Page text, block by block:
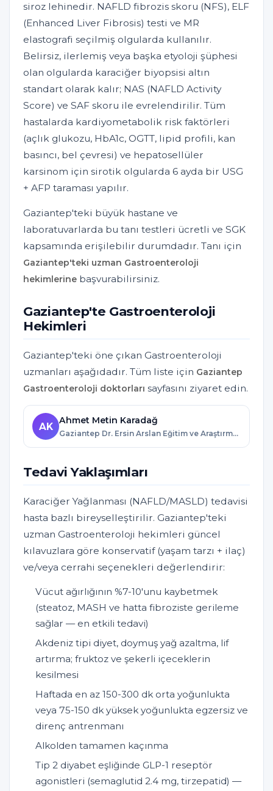
siroz lehinedir. NAFLD fibrozis skoru (NFS), ELF
(Enhanced Liver Fibrosis) testi ve MR
elastografi seçilmiş olgularda kullanılır.
Belirsiz, ilerlemiş veya başka etyoloji şüphesi
olan olgularda karaciğer biyopsisi altın
standart olarak kalır; NAS (NAFLD Activity
Score) ve SAF skoru ile evrelendirilir. Tüm
hastalarda kardiyometabolik risk faktörleri
(açlık glukozu, HbA1c, OGTT, lipid profili, kan
basıncı, bel çevresi) ve hepatosellüler
karsinom için sirotik olgularda 6 ayda bir USG
+ AFP taraması yapılır.
Gaziantep'teki büyük hastane ve
laboratuvarlarda bu tanı testleri ücretli ve SGK
kapsamında erişilebilir durumdadır. Tanı için
Gaziantep'teki uzman Gastroenteroloji
hekimlerine başvurabilirsiniz.
Gaziantep'te Gastroenteroloji
Hekimleri
Gaziantep'teki öne çıkan Gastroenteroloji
uzmanları aşağıdadır. Tüm liste için Gaziantep
Gastroenteroloji doktorları sayfasını ziyaret edin.
AK
Ahmet Metin Karadağ
Gaziantep Dr. Ersin Arslan Eğitim ve Araştırma Hastanesi · Gaziantep
Tedavi Yaklaşımları
Karaciğer Yağlanması (NAFLD/MASLD) tedavisi
hasta bazlı bireyselleştirilir. Gaziantep'teki
uzman Gastroenteroloji hekimleri güncel
kılavuzlara göre konservatif (yaşam tarzı + ilaç)
ve/veya cerrahi seçenekleri değerlendirir:
Vücut ağırlığının %7-10'unu kaybetmek
(steatoz, MASH ve hatta fibroziste gerileme
sağlar — en etkili tedavi)
Akdeniz tipi diyet, doymuş yağ azaltma, lif
artırma; fruktoz ve şekerli içeceklerin
kesilmesi
Haftada en az 150-300 dk orta yoğunlukta
veya 75-150 dk yüksek yoğunlukta egzersiz ve
direnç antrenmanı
Alkolden tamamen kaçınma
Tip 2 diyabet eşliğinde GLP-1 reseptör
agonistleri (semaglutid 2.4 mg, tirzepatid) —